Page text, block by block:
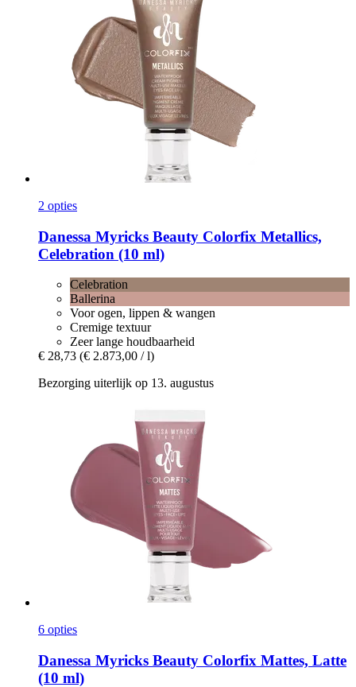
2 opties
Danessa Myricks Beauty Colorfix Metallics,
Celebration (10 ml)
Celebration
Ballerina
Voor ogen, lippen & wangen
Cremige textuur
Zeer lange houdbaarheid
€ 28,73 (€ 2.873,00 / l)
Bezorging uiterlijk op 13. augustus
6 opties
Danessa Myricks Beauty Colorfix Mattes, Latte
(10 ml)